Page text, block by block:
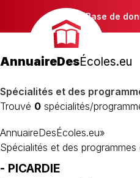
Base de
AnnuaireDesÉcoles.eu
Spécialités et des
Trouvé 0 spécialités/
AnnuaireDesÉcoles.eu»
Spécialités et des programmes
- PICARDIE